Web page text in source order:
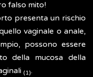
falso mito!
presenta un rischio
vaginale o anale,
possono essere
della mucosa della
(1).